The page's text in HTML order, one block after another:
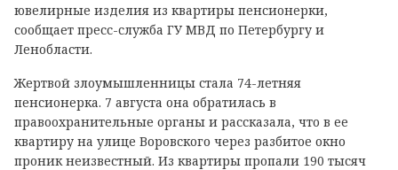
ювелирные изделия из квартиры пенсионерки,
сообщает пресс-служба ГУ МВД по Петербургу и
Ленобласти.
Жертвой злоумышленницы стала 74-летняя
пенсионерка. 7 августа она обратилась в
правоохранительные органы и рассказала, что в ее
квартиру на улице Воровского через разбитое окно
проник неизвестный. Из квартиры пропали 190 тысяч